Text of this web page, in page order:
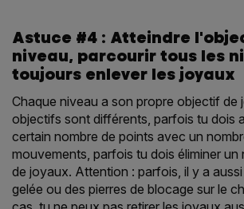
Astuce #4 : Atteindre
niveau, parcourir tous les
toujours enlever les joyaux
Chaque niveau a son propre objectif de
objectifs sont différents, parfois tu dois
certain nombre de points avec un
mouvements, parfois tu dois éliminer un
de joyaux. Attention : parfois, il y a
gelée ou des pierres de blocage sur le